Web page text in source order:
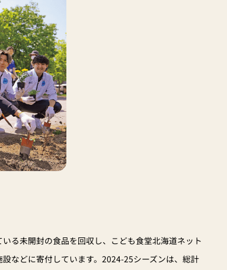
る未開封の食品を回収し、こども食堂北海道ネット
などに寄付しています。2024-25シーズンは、総計